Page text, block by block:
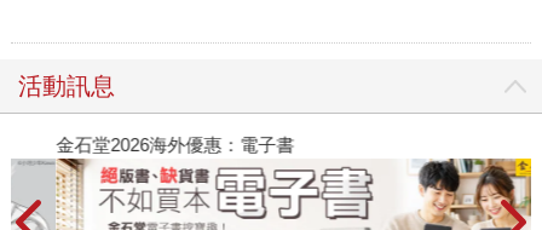
活動訊息
金石堂2026海外優惠：電子書